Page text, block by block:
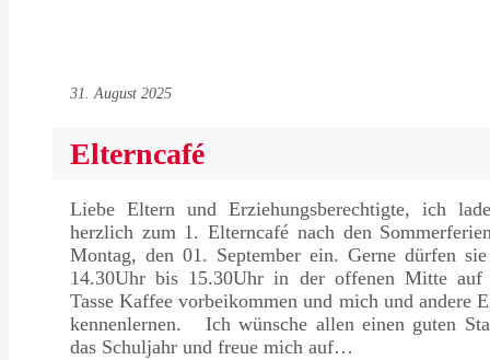
31. August 2025
Elterncafé
Liebe Eltern und Erziehungsberechtigte, ich
herzlich zum 1. Elterncafé nach den
Montag, den 01. September ein. Gerne dürfen
14.30Uhr bis 15.30Uhr in der offenen Mitte auf
Tasse Kaffee vorbeikommen und mich und andere
kennenlernen. Ich wünsche allen einen guten
das Schuljahr und freue mich auf…